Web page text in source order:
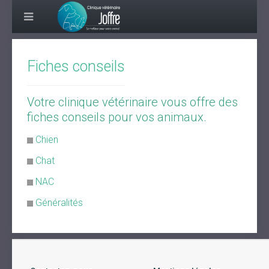
Fiches conseils
Votre clinique vétérinaire vous offre des
fiches conseils pour vos animaux.
Chien
Chat
NAC
Généralités